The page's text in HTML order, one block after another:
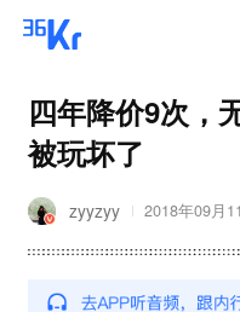
四年降价9次，
被玩坏了
zyyzyy 2018年09月